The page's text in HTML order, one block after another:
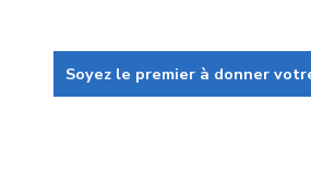
Soyez le premier à donner